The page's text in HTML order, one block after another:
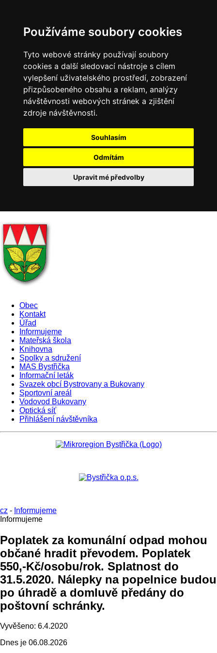
Používáme soubory cookies
Tyto webové stránky používají soubory
cookies a další sledovací nástroje s cílem
vylepšení uživatelského prostředí, zobrazení
přizpůsobeného obsahu a reklam, analýzy
návštěvnosti webových stránek a zjištění
zdroje návštěvnosti.
Souhlasím
Odmítám
Upravit mé předvolby
Obec
Kontakt
Úřad
Informujeme
Mateřská škola
Knihovna
Spolky a sdružení
MAS Bystřička
Informační leták
Svazek obcí Bystrovany a Bukovany
Sportovní areál
Vodovod Bukovany
Optická síť
Přihlášení návštěvníka
cz - Informujeme
Informujeme
Poplatek za komunální odpad mohou
občané hradit převodem. Poplatek
550,-Kč/osobu/rok. Splatnost do
31.5.2020. Nálepky na popelnice budou
po úhradě a domluvě předány do
poštovní schránky.
Vyvěšeno: 6.4.2020
Dnes je 06.08.2026